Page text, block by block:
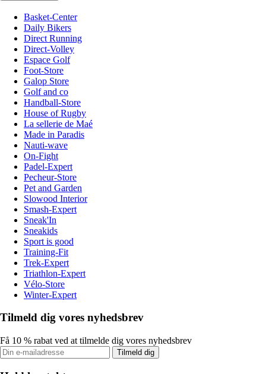
Basket-Center
Daily Bikers
Direct Running
Direct-Volley
Espace Golf
Foot-Store
Galop Store
Golf and co
Handball-Store
House of Rugby
La sellerie de Maé
Made in Paradis
Nauti-wave
On-Fight
Padel-Expert
Pecheur-Store
Pet and Garden
Slowood Interior
Smash-Expert
Sneak'In
Sneakids
Sport is good
Training-Fit
Trek-Expert
Triathlon-Expert
Vélo-Store
Winter-Expert
Tilmeld dig vores nyhedsbrev
Få 10 % rabat ved at tilmelde dig vores nyhedsbrev
Tilmeld dig